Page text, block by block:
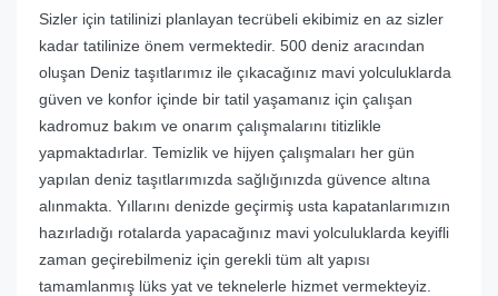
Sizler için tatilinizi planlayan tecrübeli ekibimiz en az sizler
kadar tatilinize önem vermektedir. 500 deniz aracından
oluşan Deniz taşıtlarımız ile çıkacağınız mavi yolculuklarda
güven ve konfor içinde bir tatil yaşamanız için çalışan
kadromuz bakım ve onarım çalışmalarını titizlikle
yapmaktadırlar. Temizlik ve hijyen çalışmaları her gün
yapılan deniz taşıtlarımızda sağlığınızda güvence altına
alınmakta. Yıllarını denizde geçirmiş usta kapatanlarımızın
hazırladığı rotalarda yapacağınız mavi yolculuklarda keyifli
zaman geçirebilmeniz için gerekli tüm alt yapısı
tamamlanmış lüks yat ve teknelerle hizmet vermekteyiz.